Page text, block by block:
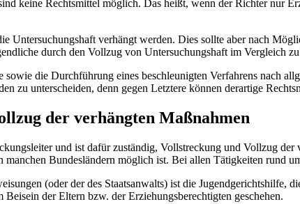
keine Rechtsmittel möglich. Das heißt, wenn der Richter nur
Untersuchungshaft verhängt werden. Dies sollte aber nach
durch den Vollzug von Untersuchungshaft im Vergleich
sowie die Durchführung eines beschleunigten Verfahrens nach
zu unterscheiden, denn gegen Letztere können derartige
der verhängten Maßnahmen
und ist dafür zuständig, Vollstreckung und Vollzug
manchen Bundesländern möglich ist. Bei allen Tätigkeiten rund
(oder der des Staatsanwalts) ist die
Beisein der Eltern bzw. der Erziehungsberechtigten geschehen.